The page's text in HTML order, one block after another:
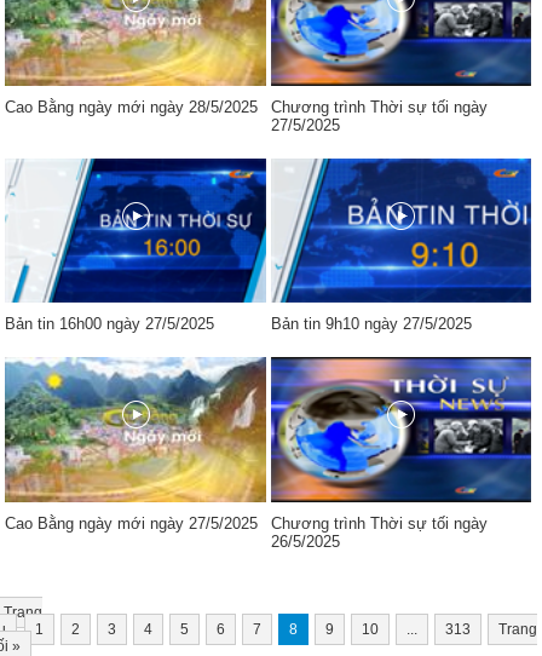
Cao Bằng ngày mới ngày 28/5/2025
Chương trình Thời sự tối ngày
27/5/2025
Bản tin 16h00 ngày 27/5/2025 Bản tin 9h10 ngày 27/5/2025
Cao Bằng ngày mới ngày 27/5/2025
Chương trình Thời sự tối ngày
26/5/2025
Trang
1 2 3 4 5 6 7 8 9 10 ... 313
Trang
»